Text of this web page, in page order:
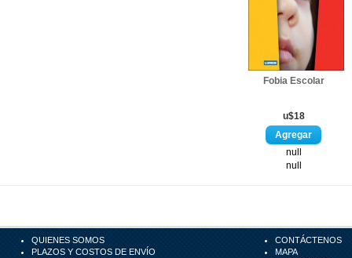
Fobia Escolar
u$18
null
null
QUIENES SOMOS
PLAZOS Y COSTOS DE ENVÍO
CONTÁCTENOS
MAPA